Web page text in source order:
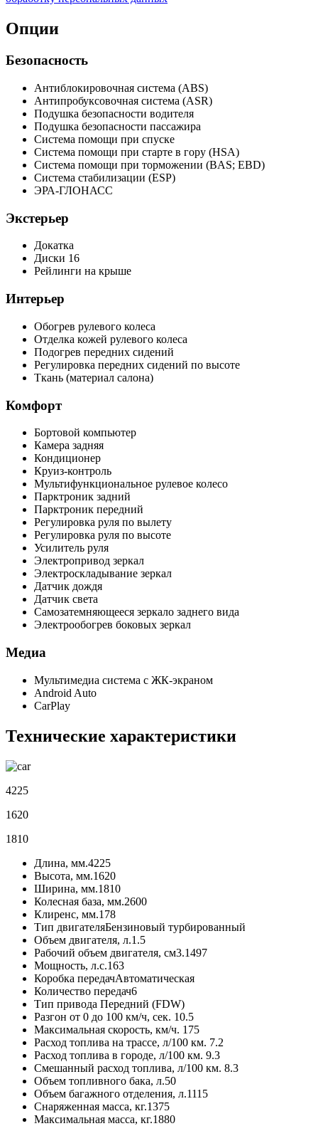
Опции
Безопасность
Антиблокировочная система (ABS)
Антипробуксовочная система (ASR)
Подушка безопасности водителя
Подушка безопасности пассажира
Система помощи при спуске
Система помощи при старте в гору (HSA)
Система помощи при торможении (BAS; EBD)
Система стабилизации (ESP)
ЭРА-ГЛОНАСС
Экстерьер
Докатка
Диски 16
Рейлинги на крыше
Интерьер
Обогрев рулевого колеса
Отделка кожей рулевого колеса
Подогрев передних сидений
Регулировка передних сидений по высоте
Ткань (материал салона)
Комфорт
Бортовой компьютер
Камера задняя
Кондиционер
Круиз-контроль
Мультифункциональное рулевое колесо
Парктроник задний
Парктроник передний
Регулировка руля по вылету
Регулировка руля по высоте
Усилитель руля
Электропривод зеркал
Электроскладывание зеркал
Датчик дождя
Датчик света
Самозатемняющееся зеркало заднего вида
Электрообогрев боковых зеркал
Медиа
Мультимедиа система с ЖК-экраном
Android Auto
CarPlay
Технические характеристики
4225
1620
1810
Длина, мм.4225
Высота, мм.1620
Ширина, мм.1810
Колесная база, мм.2600
Клиренс, мм.178
Тип двигателяБензиновый турбированный
Объем двигателя, л.1.5
Рабочий объем двигателя, см3.1497
Мощность, л.с.163
Коробка передачАвтоматическая
Количество передач6
Тип привода Передний (FDW)
Разгон от 0 до 100 км/ч, сек. 10.5
Максимальная скорость, км/ч. 175
Расход топлива на трассе, л/100 км. 7.2
Расход топлива в городе, л/100 км. 9.3
Смешанный расход топлива, л/100 км. 8.3
Объем топливного бака, л.50
Объем багажного отделения, л.1115
Снаряженная масса, кг.1375
Максимальная масса, кг.1880